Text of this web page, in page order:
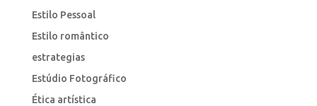
Estilo Pessoal
Estilo romântico
estrategias
Estúdio Fotográfico
Ética artística